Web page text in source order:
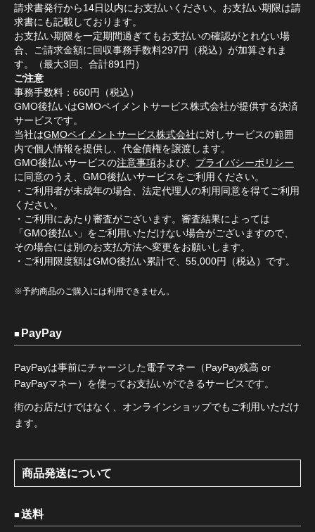
請求書発行から14日以内にお支払いください。お支払い期限は請
求書にも記載しております。
お支払い期限を一定期間過ぎてもお支払いの確認がとれない場
合、ご請求金額に回収事務手数料297円（税込）が加算されま
す。（最大3回、合計891円）
ご注意
事務手数料：660円（税込）
GMO後払いはGMOペイメントサービス株式会社が提供する決済
サービスです。
当社はGMOペイメントサービス株式会社に対しサービスの範囲
内で個人情報を提供し、代金債権を譲渡します。
GMO後払いサービスの注意事項および、 プライバシーポリシー
に同意のうえ、GMO後払いサービスをご利用ください。
・ご利用者が未成年の場合、法定代理人の利用同意を得てご利用
ください。
・ご利用にあたり審査がございます。審査結果によっては
「GMO後払い」をご利用いただけない場合がございますので、
その場合には別のお支払方法へ変更をお願いします。
・ご利用限度額はGMO後払い累計で、55,000円（税込）です。
※予約商品のご購入には利用できません。
PayPay
PayPayは事前にチャージした電子マネー（PayPay残高 or
PayPayマネー）を使ってお支払いができるサービスです。
街のお店だけではなく、オンラインショップでもご利用いただけ
ます。
商品発送について
送料